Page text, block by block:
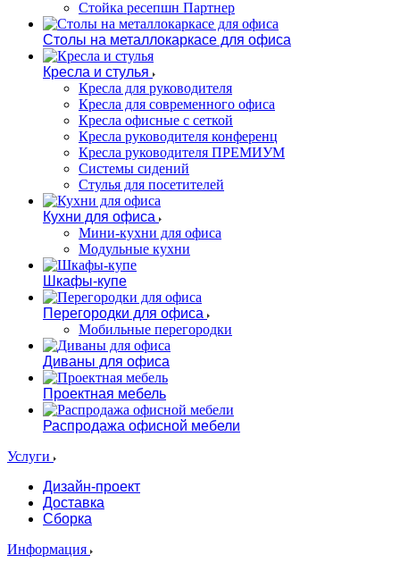
Стойка ресепшн Партнер
Столы на металлокаркасе для офиса
Кресла и стулья
Кресла для руководителя
Кресла для современного офиса
Кресла офисные с сеткой
Кресла руководителя конференц
Кресла руководителя ПРЕМИУМ
Системы сидений
Стулья для посетителей
Кухни для офиса
Мини-кухни для офиса
Модульные кухни
Шкафы-купе
Перегородки для офиса
Мобильные перегородки
Диваны для офиса
Проектная мебель
Распродажа офисной мебели
Услуги
Дизайн-проект
Доставка
Сборка
Информация